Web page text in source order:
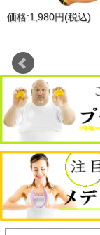
La-VIE「ながーい
150cmのロング
荷で、本格的な
●長さがあること
能。デスクワー
動”にもぴったり
ンドとして、日常
す。
ゴムバンドならで
ないしっかりと
ングや、筋力ア
レッチと筋トレ
長さがあることで
能。デスクワーク
動”にもぴったり
価格:1,980円(税込)